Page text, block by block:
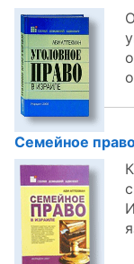
Семейное